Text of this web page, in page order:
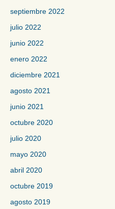
septiembre 2022
julio 2022
junio 2022
enero 2022
diciembre 2021
agosto 2021
junio 2021
octubre 2020
julio 2020
mayo 2020
abril 2020
octubre 2019
agosto 2019